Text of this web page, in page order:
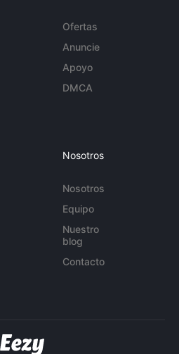
Ofertas
Anuncie
Apoyo
DMCA
Nosotros
Nosotros
Equipo
Nuestro
blog
Contacto